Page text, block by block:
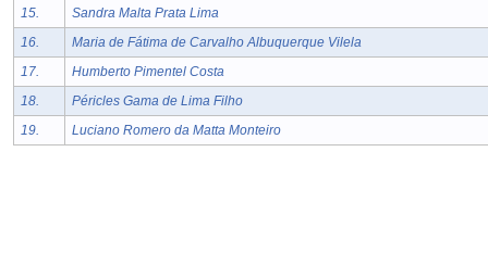
15.
Sandra Malta Prata Lima
16.
Maria de Fátima de Carvalho Albuquerque Vilela
17.
Humberto Pimentel Costa
18.
Péricles Gama de Lima Filho
19.
Luciano Romero da Matta Monteiro